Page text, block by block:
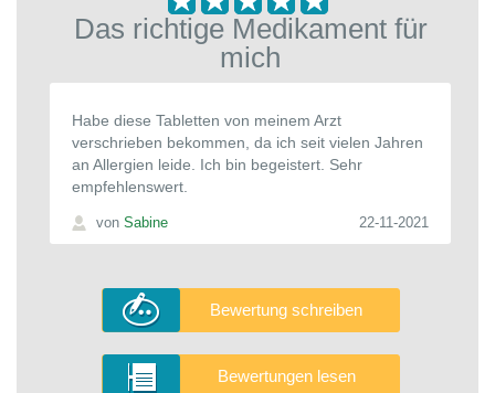
Das richtige Medikament für
mich
Habe diese Tabletten von meinem Arzt
verschrieben bekommen, da ich seit vielen Jahren
an Allergien leide. Ich bin begeistert. Sehr
empfehlenswert.
von Sabine 22-11-2021
Bewertung schreiben
Bewertungen lesen